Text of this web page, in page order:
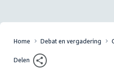
Home Debat en vergadering
Delen